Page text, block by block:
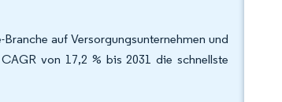
auf Versorgungsunternehmen und
von 17,2 % bis 2031 die schnellste